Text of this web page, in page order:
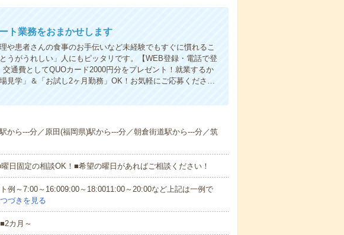
ト業務をおまかせします
や患者さんの食事のお手伝いなど未経験でもすぐに慣れるこ
うがうれしい」人にもピッタリです。【WEB登録・電話で登
通費としてQUOカード2000円分をプレゼント！就業するか
見学」＆「お試し2ヶ月勤務」OK！お気軽にご応募くださ…
から---分／原田(福岡県)駅から---分／朝倉街道駅から---分／筑
日固定の相談OK！■希望の曜日があればご相談ください！
例～7:00～16:009:00～18:0011:00～20:00など上記は一例で
つづきを見る
カ月～